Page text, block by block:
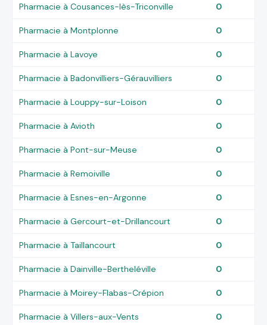
Pharmacie à Cousances-lès-Triconville 0
Pharmacie à Montplonne 0
Pharmacie à Lavoye 0
Pharmacie à Badonvilliers-Gérauvilliers 0
Pharmacie à Louppy-sur-Loison 0
Pharmacie à Avioth 0
Pharmacie à Pont-sur-Meuse 0
Pharmacie à Remoiville 0
Pharmacie à Esnes-en-Argonne 0
Pharmacie à Gercourt-et-Drillancourt 0
Pharmacie à Taillancourt 0
Pharmacie à Dainville-Bertheléville 0
Pharmacie à Moirey-Flabas-Crépion 0
Pharmacie à Villers-aux-Vents 0